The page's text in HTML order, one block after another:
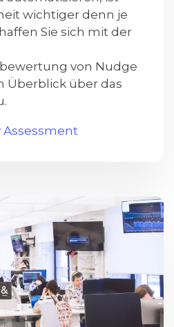
wichtiger denn je
Sie sich mit der
von Nudge
Überblick über das
Assessment